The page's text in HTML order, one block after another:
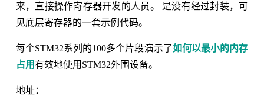
来，直接操作寄存器开发的人员。 是没有经过封装，可
见底层寄存器的一套示例代码。
每个STM32系列的100多个片段演示了如何以最小的内存
占用有效地使用STM32外围设备。
地址：